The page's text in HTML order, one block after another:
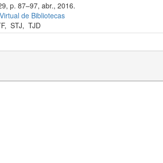
p. 87–97, abr., 2016.
de Bibliotecas
, STJ, TJD